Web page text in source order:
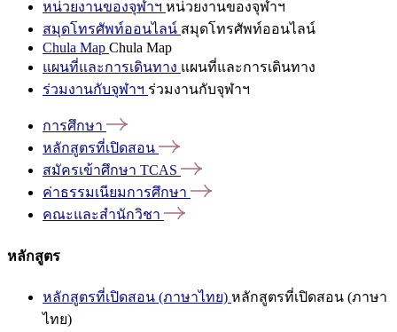
หน่วยงานของจุฬาฯ หน่วยงานของจุฬาฯ
สมุดโทรศัพท์ออนไลน์ สมุดโทรศัพท์ออนไลน์
Chula Map Chula Map
แผนที่และการเดินทาง แผนที่และการเดินทาง
ร่วมงานกับจุฬาฯ ร่วมงานกับจุฬาฯ
การศึกษา
หลักสูตรที่เปิดสอน
สมัครเข้าศึกษา TCAS
ค่าธรรมเนียมการศึกษา
คณะและสำนักวิชา
หลักสูตร
หลักสูตรที่เปิดสอน (ภาษาไทย) หลักสูตรที่เปิดสอน (ภาษา
ไทย)